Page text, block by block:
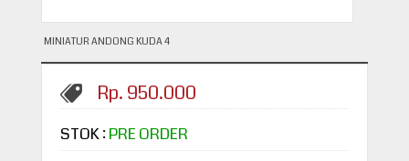
MINIATUR ANDONG KUDA 4
Rp. 950.000
STOK : PRE ORDER